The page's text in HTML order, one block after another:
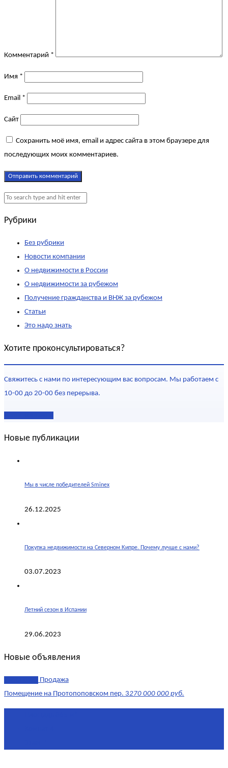
Комментарий *
Имя *
Email *
Сайт
Сохранить моё имя, email и адрес сайта в этом браузере для
последующих моих комментариев.
Рубрики
Без рубрики
Новости компании
О недвижимости в России
О недвижимости за рубежом
Получение гражданства и ВНЖ за рубежом
Статьи
Это надо знать
Хотите проконсультироваться?
Свяжитесь с нами по интересующим вас вопросам. Мы работаем с
10-00 до 20-00 без перерыва.
Новые публикации
Мы в числе победителей Sminex
26.12.2025
Покупка недвижимости на Северном Кипре. Почему лучше с нами?
03.07.2023
Летний сезон в Испании
29.06.2023
Новые объявления
Продажа
Помещение на Протопоповском пер. 3270 000 000 руб.